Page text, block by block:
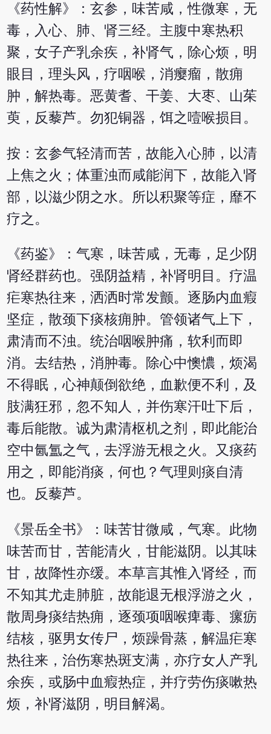
《药性解》：玄参，味苦咸，性微寒，无
毒，入心、肺、肾三经。主腹中寒热积
聚，女子产乳余疾，补肾气，除心烦，明
眼目，理头风，疗咽喉，消瘿瘤，散痈
肿，解热毒。恶黄耆、干姜、大枣、山茱
萸，反藜芦。勿犯铜器，饵之噎喉损目。
按：玄参气轻清而苦，故能入心肺，以清
上焦之火；体重浊而咸能润下，故能入肾
部，以滋少阴之水。所以积聚等症，靡不
疗之。
《药鉴》：气寒，味苦咸，无毒，足少阴
肾经群药也。强阴益精，补肾明目。疗温
疟寒热往来，洒洒时常发颤。逐肠内血瘕
坚症，散颈下痰核痈肿。管领诸气上下，
肃清而不浊。统治咽喉肿痛，软利而即
消。去结热，消肿毒。除心中懊憹，烦渴
不得眠，心神颠倒欲绝，血歉便不利，及
肢满狂邪，忽不知人，并伤寒汗吐下后，
毒后能散。诚为肃清枢机之剂，即此能治
空中氤氲之气，去浮游无根之火。又痰药
用之，即能消痰，何也？气理则痰自清
也。反藜芦。
《景岳全书》：味苦甘微咸，气寒。此物
味苦而甘，苦能清火，甘能滋阴。以其味
甘，故降性亦缓。本草言其惟入肾经，而
不知其尤走肺脏，故能退无根浮游之火，
散周身痰结热痈，逐颈项咽喉痺毒、瘰疬
结核，驱男女传尸，烦躁骨蒸，解温疟寒
热往来，治伤寒热斑支满，亦疗女人产乳
余疾，或肠中血瘕热症，并疗劳伤痰嗽热
烦，补肾滋阴，明目解渴。